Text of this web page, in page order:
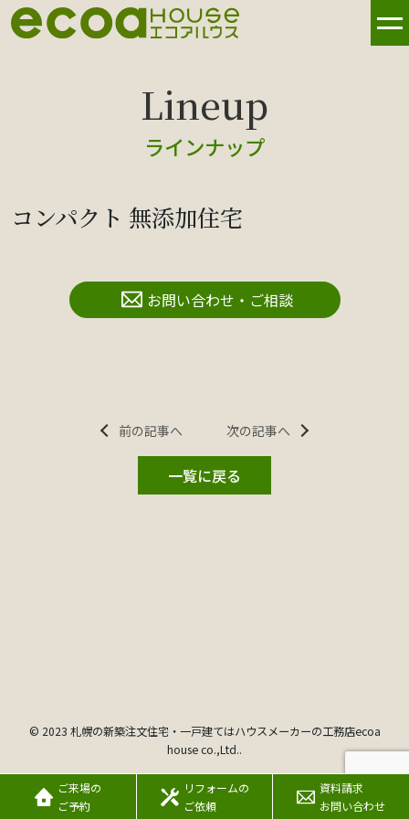
ラインナップ
コンパクト 無添加住宅
お問い合わせ・ご相談
前の記事へ 次の記事へ
一覧に戻る
© 2023 札幌の新築注文住宅・一戸建てはハウスメーカーの工務店ecoa
house co.,Ltd..
ご来場の
ご予約
リフォームの
ご依頼
資料請求
お問い合わせ